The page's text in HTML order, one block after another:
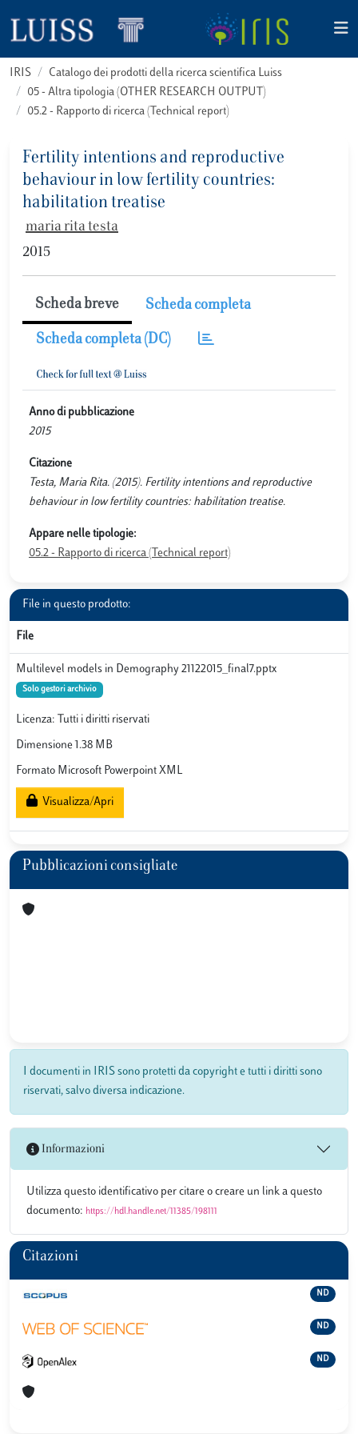
IRIS
Catalogo dei prodotti della ricerca scientifica Luiss
05 - Altra tipologia (OTHER RESEARCH OUTPUT)
05.2 - Rapporto di ricerca (Technical report)
Fertility intentions and reproductive
behaviour in low fertility countries:
habilitation treatise
maria rita testa
2015
Scheda breve Scheda completa
Scheda completa (DC)
Anno di pubblicazione
2015
Citazione
Testa, Maria Rita. (2015). Fertility intentions and reproductive
behaviour in low fertility countries: habilitation treatise.
Appare nelle tipologie:
05.2 - Rapporto di ricerca (Technical report)
File in questo prodotto:
File
Multilevel models in Demography 21122015_final7.pptx
Solo gestori archivio
Licenza: Tutti i diritti riservati
Dimensione 1.38 MB
Formato Microsoft Powerpoint XML
Visualizza/Apri
Pubblicazioni consigliate
I documenti in IRIS sono protetti da copyright e tutti i diritti sono
riservati, salvo diversa indicazione.
Informazioni
Utilizza questo identificativo per citare o creare un link a questo
documento: https://hdl.handle.net/11385/198111
Citazioni
ND
ND
ND